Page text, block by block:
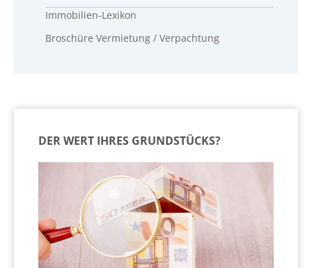
Immobilien-Lexikon
Broschüre Vermietung / Verpachtung
DER WERT IHRES GRUNDSTÜCKS?